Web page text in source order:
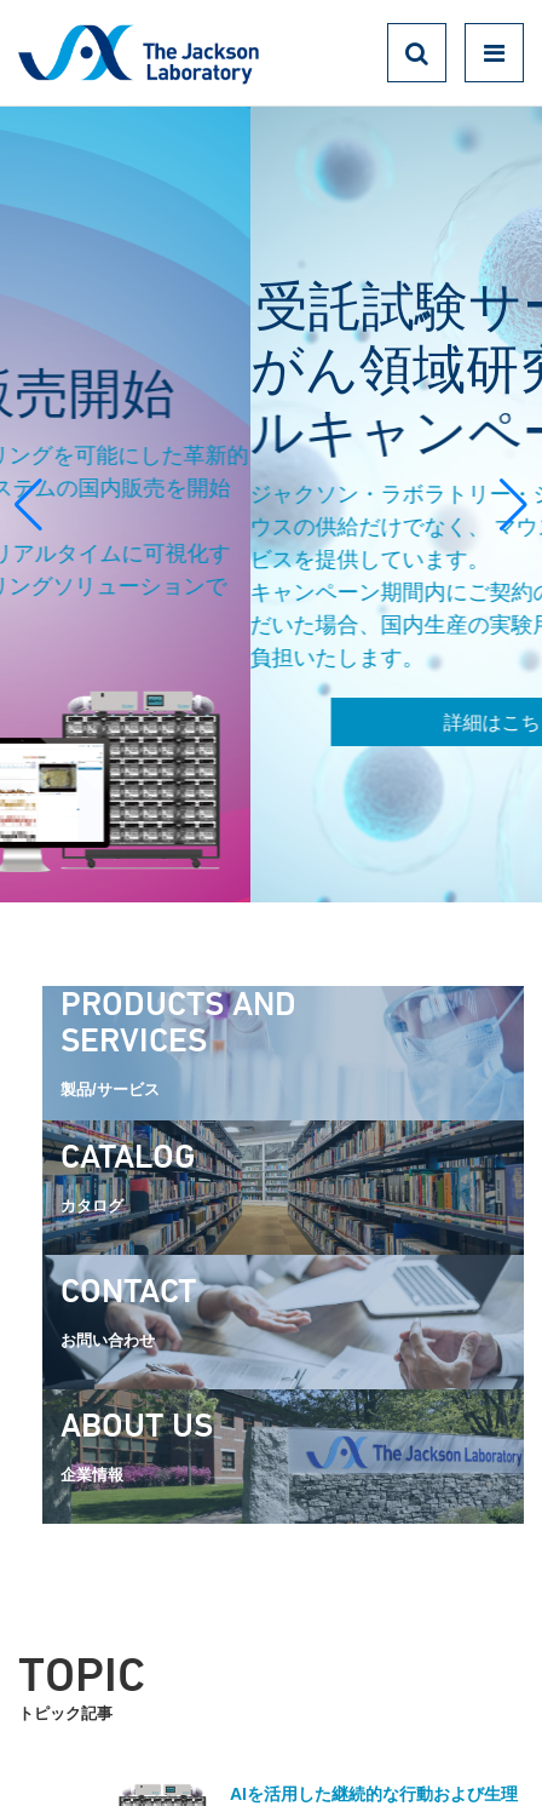
革新的
開始
化す
ンで
受託試験サービス
がん領域研究トラ
ルキャンペーン
ジャクソン・ラボラトリー・ジャパンでは、 実
ウスの供給だけでなく、 マウスを用いた受託試
ビスを提供しています。
キャンペーン期間内にご契約の手続きを完了し
だいた場合、国内生産の実験用マウスの費用を
PRODUCTS AND
SERVICES
製品/サービス
CATALOG
カタログ
CONTACT
お問い合わせ
ABOUT US
企業情報
TOPIC
トピック記事
AIを活用した継続的な行動および生理